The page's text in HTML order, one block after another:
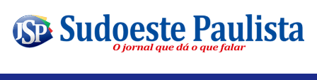
content